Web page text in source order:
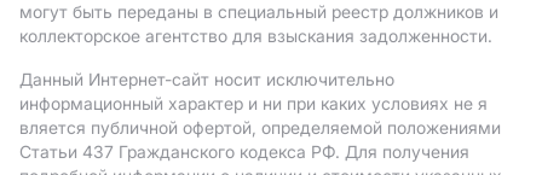
могут быть переданы в специальный реестр должников и
коллекторское агентство для взыскания задолженности.
Данный Интернет-сайт носит исключительно
информационный характер и ни при каких условиях не я
вляется публичной офертой, определяемой положениями
Статьи 437 Гражданского кодекса РФ. Для получения